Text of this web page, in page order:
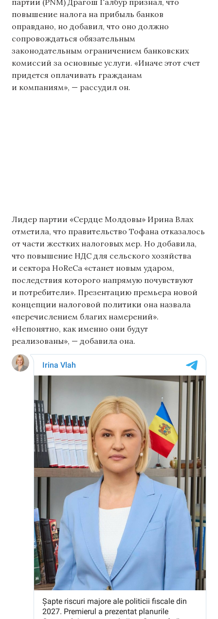
партии (PNM) Драгош Галбур признал, что
повышение налога на прибыль банков
оправдано, но добавил, что оно должно
сопровождаться обязательным
законодательным ограничением банковских
комиссий за основные услуги. «Иначе этот счет
придется оплачивать гражданам
и компаниям», — рассудил он.
Лидер партии «Сердце Молдовы» Ирина Влах
отметила, что правительство Тофана отказалось
от части жестких налоговых мер. Но добавила,
что повышение НДС для сельского хозяйства
и сектора HoReCa «станет новым ударом,
последствия которого напрямую почувствуют
и потребители». Презентацию премьера новой
концепции налоговой политики она назвала
«перечислением благих намерений».
«Непонятно, как именно они будут
реализованы», — добавила она.